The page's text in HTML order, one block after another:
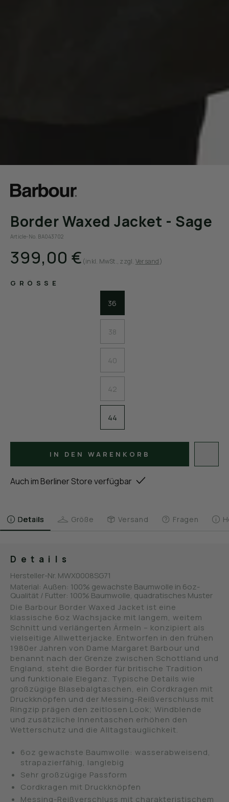
Border Waxed Jacket - Sage
Article-No. BA043702
399,00 € (inkl. MwSt., zzgl. Versand)
GRÖSSE
36
38
40
42
44
IN DEN WARENKORB
Auch im Berliner Store verfügbar
Details Größe Versand Fragen
Details
Hersteller-Nr. MWX0008SG71
Material: Außen: 100% gewachste Baumwolle in 6oz-
Qualität / Futter: 100% Baumwolle, quadratisches Muster
Die Barbour Border Waxed Jacket ist eine
klassische 6oz Wachsjacke mit langem, weitem
Schnitt und verlängerten Ärmeln – konzipiert als
vielseitige Allwetterjacke. Entworfen in den frühen
1980er Jahren von Dame Margaret Barbour und
benannt nach der Grenze zwischen Schottland und
England, steht die Border für britische Tradition
und funktionale Eleganz. Typische Details wie
großzügige Blasebalgtaschen, ein Cordkragen mit
Druckknöpfen und der Messing-Reißverschluss mit
Ringzip prägen den zeitlosen Look; Windblende
und zusätzliche Innentaschen erhöhen den
Wetterschutz und die Alltagstauglichkeit.
6oz gewachste Baumwolle: wasserabweisend,
strapazierfähig, langlebig
Sehr großzügige Passform
Cordkragen mit Druckknöpfen
Messing-Reißverschluss mit charakteristischem